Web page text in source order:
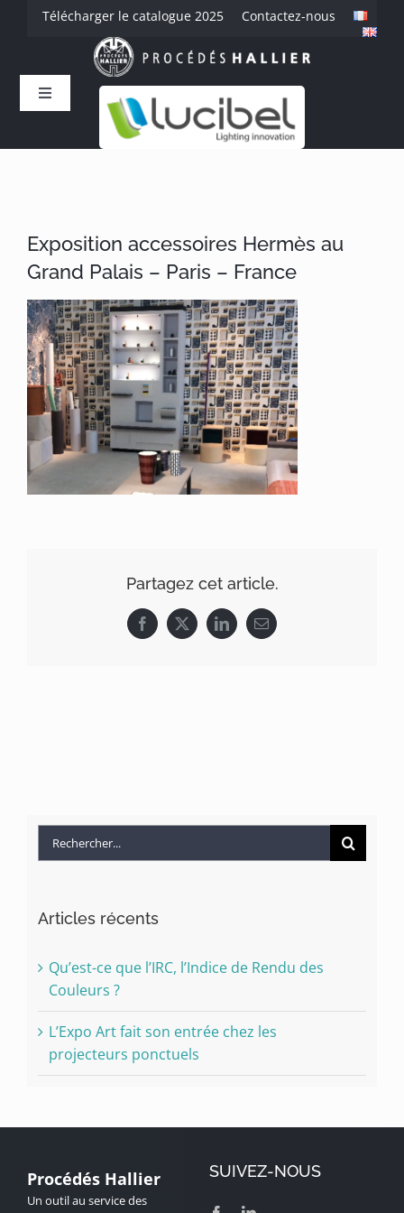
PasserTélécharger le catalogue 2025 Contactez-nous
Toggle
Navigation
Savoir-faire
Produits
Références
Exposition accessoires Hermès au
Grand Palais – Paris – France
Partagez cet article.
Facebook
X LinkedInEmail
Rechercher:
Articles récents
Qu’est-ce que l’IRC, l’Indice de Rendu des
Couleurs ?
L’Expo Art fait son entrée chez les
projecteurs ponctuels
Procédés Hallier
Un outil au service des
SUIVEZ-NOUS